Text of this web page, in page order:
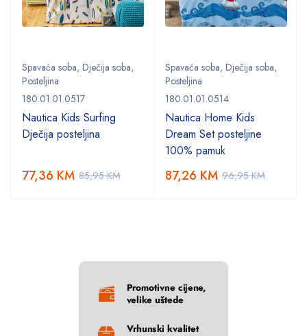
Spavaća soba, Dječija soba,
Posteljina
180.01.01.0517
Nautica Kids Surfing
Dječija posteljina
85,95KM
77,36 KM
Spavaća soba, Dječija soba,
Posteljina
180.01.01.0514
Nautica Home Kids
Dream Set posteljine
100% pamuk
96,95KM
87,26 KM